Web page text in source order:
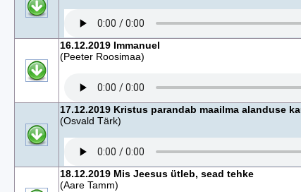
16.12.2019 Immanuel
(Peeter Roosimaa)
17.12.2019 Kristus parandab maailma alanduse
(Osvald Tärk)
18.12.2019 Mis Jeesus ütleb, sead tehke
(Aare Tamm)